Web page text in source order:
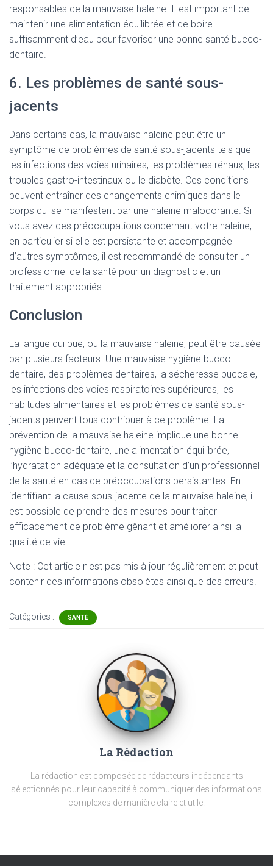
responsables de la mauvaise haleine. Il est important de
maintenir une alimentation équilibrée et de boire
suffisamment d’eau pour favoriser une bonne santé bucco-
dentaire.
6. Les problèmes de santé sous-
jacents
Dans certains cas, la mauvaise haleine peut être un
symptôme de problèmes de santé sous-jacents tels que
les infections des voies urinaires, les problèmes rénaux, les
troubles gastro-intestinaux ou le diabète. Ces conditions
peuvent entraîner des changements chimiques dans le
corps qui se manifestent par une haleine malodorante. Si
vous avez des préoccupations concernant votre haleine,
en particulier si elle est persistante et accompagnée
d’autres symptômes, il est recommandé de consulter un
professionnel de la santé pour un diagnostic et un
traitement appropriés.
Conclusion
La langue qui pue, ou la mauvaise haleine, peut être causée
par plusieurs facteurs. Une mauvaise hygiène bucco-
dentaire, des problèmes dentaires, la sécheresse buccale,
les infections des voies respiratoires supérieures, les
habitudes alimentaires et les problèmes de santé sous-
jacents peuvent tous contribuer à ce problème. La
prévention de la mauvaise haleine implique une bonne
hygiène bucco-dentaire, une alimentation équilibrée,
l’hydratation adéquate et la consultation d’un professionnel
de la santé en cas de préoccupations persistantes. En
identifiant la cause sous-jacente de la mauvaise haleine, il
est possible de prendre des mesures pour traiter
efficacement ce problème gênant et améliorer ainsi la
qualité de vie.
Note : Cet article n'est pas mis à jour régulièrement et peut
contenir des informations obsolètes ainsi que des erreurs.
Catégories : SANTÉ
La Rédaction
La rédaction est composée de rédacteurs indépendants
sélectionnés pour leur capacité à communiquer des informations
complexes de manière claire et utile.